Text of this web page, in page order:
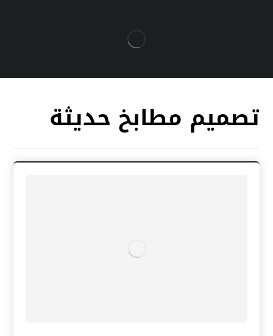
تصميم مطابخ حديثة